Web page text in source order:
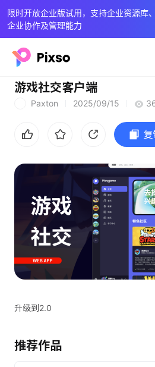
限时开放企业版试用，支持企业资源库
企业协作及管理能力
游戏社交客户端
Paxton 2025/09/15
复
升级到2.0
推荐作品